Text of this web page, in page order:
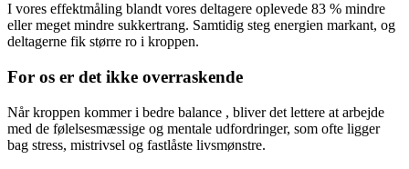
I vores effektmåling blandt vores deltagere oplevede 83 % mindre
eller meget mindre sukkertrang. Samtidig steg energien markant, og
deltagerne fik større ro i kroppen.
For os er det ikke overraskende
Når kroppen kommer i bedre balance , bliver det lettere at arbejde
med de følelsesmæssige og mentale udfordringer, som ofte ligger
bag stress, mistrivsel og fastlåste livsmønstre.